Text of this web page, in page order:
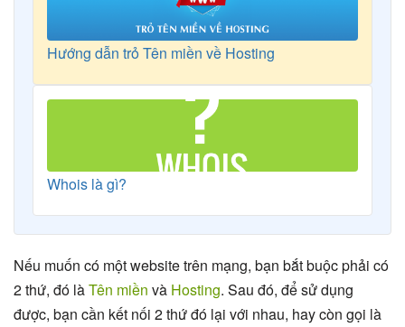
Hướng dẫn trỏ Tên miền về Hosting
Whois là gì?
Nếu muốn có một website trên mạng, bạn bắt buộc phải có
2 thứ, đó làTên miền và Hosting. Sau đó, để sử dụng
được, bạn cần kết nối 2 thứ đó lại với nhau, hay còn gọi là